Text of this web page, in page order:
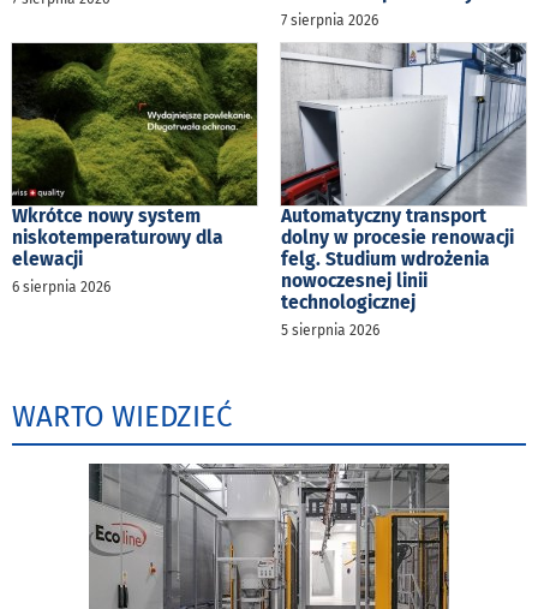
7 sierpnia 2026
Wkrótce nowy system
niskotemperaturowy dla
elewacji
6 sierpnia 2026
Automatyczny transport
dolny w procesie renowacji
felg. Studium wdrożenia
nowoczesnej linii
technologicznej
5 sierpnia 2026
WARTO WIEDZIEĆ